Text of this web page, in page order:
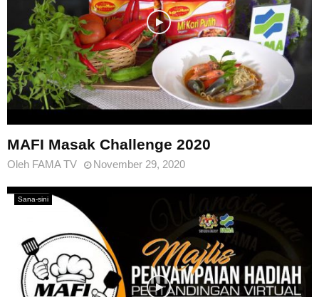
MAFI Masak Challenge 2020
Oleh FAMA TV November 29, 2020
Sana-sini